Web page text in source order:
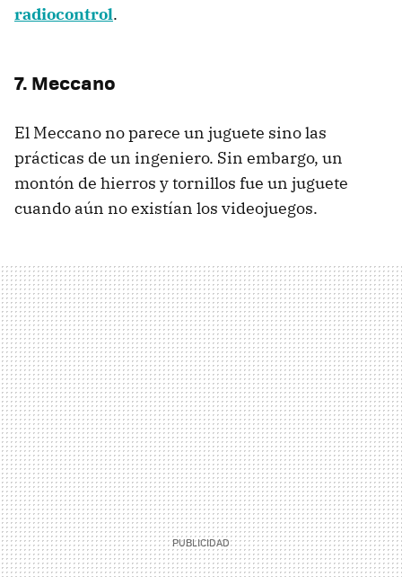
radiocontrol.
7. Meccano
El Meccano no parece un juguete sino las
prácticas de un ingeniero. Sin embargo, un
montón de hierros y tornillos fue un juguete
cuando aún no existían los videojuegos.